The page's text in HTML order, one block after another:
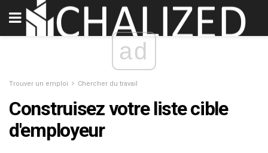
ad
Trouver un emploi Chercher du travail
Construisez votre liste cible
d'employeur